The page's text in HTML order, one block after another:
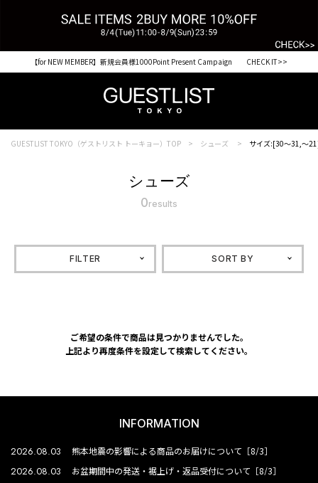
【for NEW MEMBER】新規会員様1000Point Present Campaign CHECK IT>>
GUESTLIST TOKYO（ゲストリスト トーキョー）TOP シューズ サイズ:[30～31,～
シューズ
0results
FILTER SORT BY
ご希望の条件で商品は見つかりませんでした。
上記より再度条件を設定して検索してください。
INFORMATION
2026.08.03 熊本地震の影響による商品のお届けについて［8/3］
2026.08.03 お盆期間中の発送・裾上げ・返品受付について［8/3］